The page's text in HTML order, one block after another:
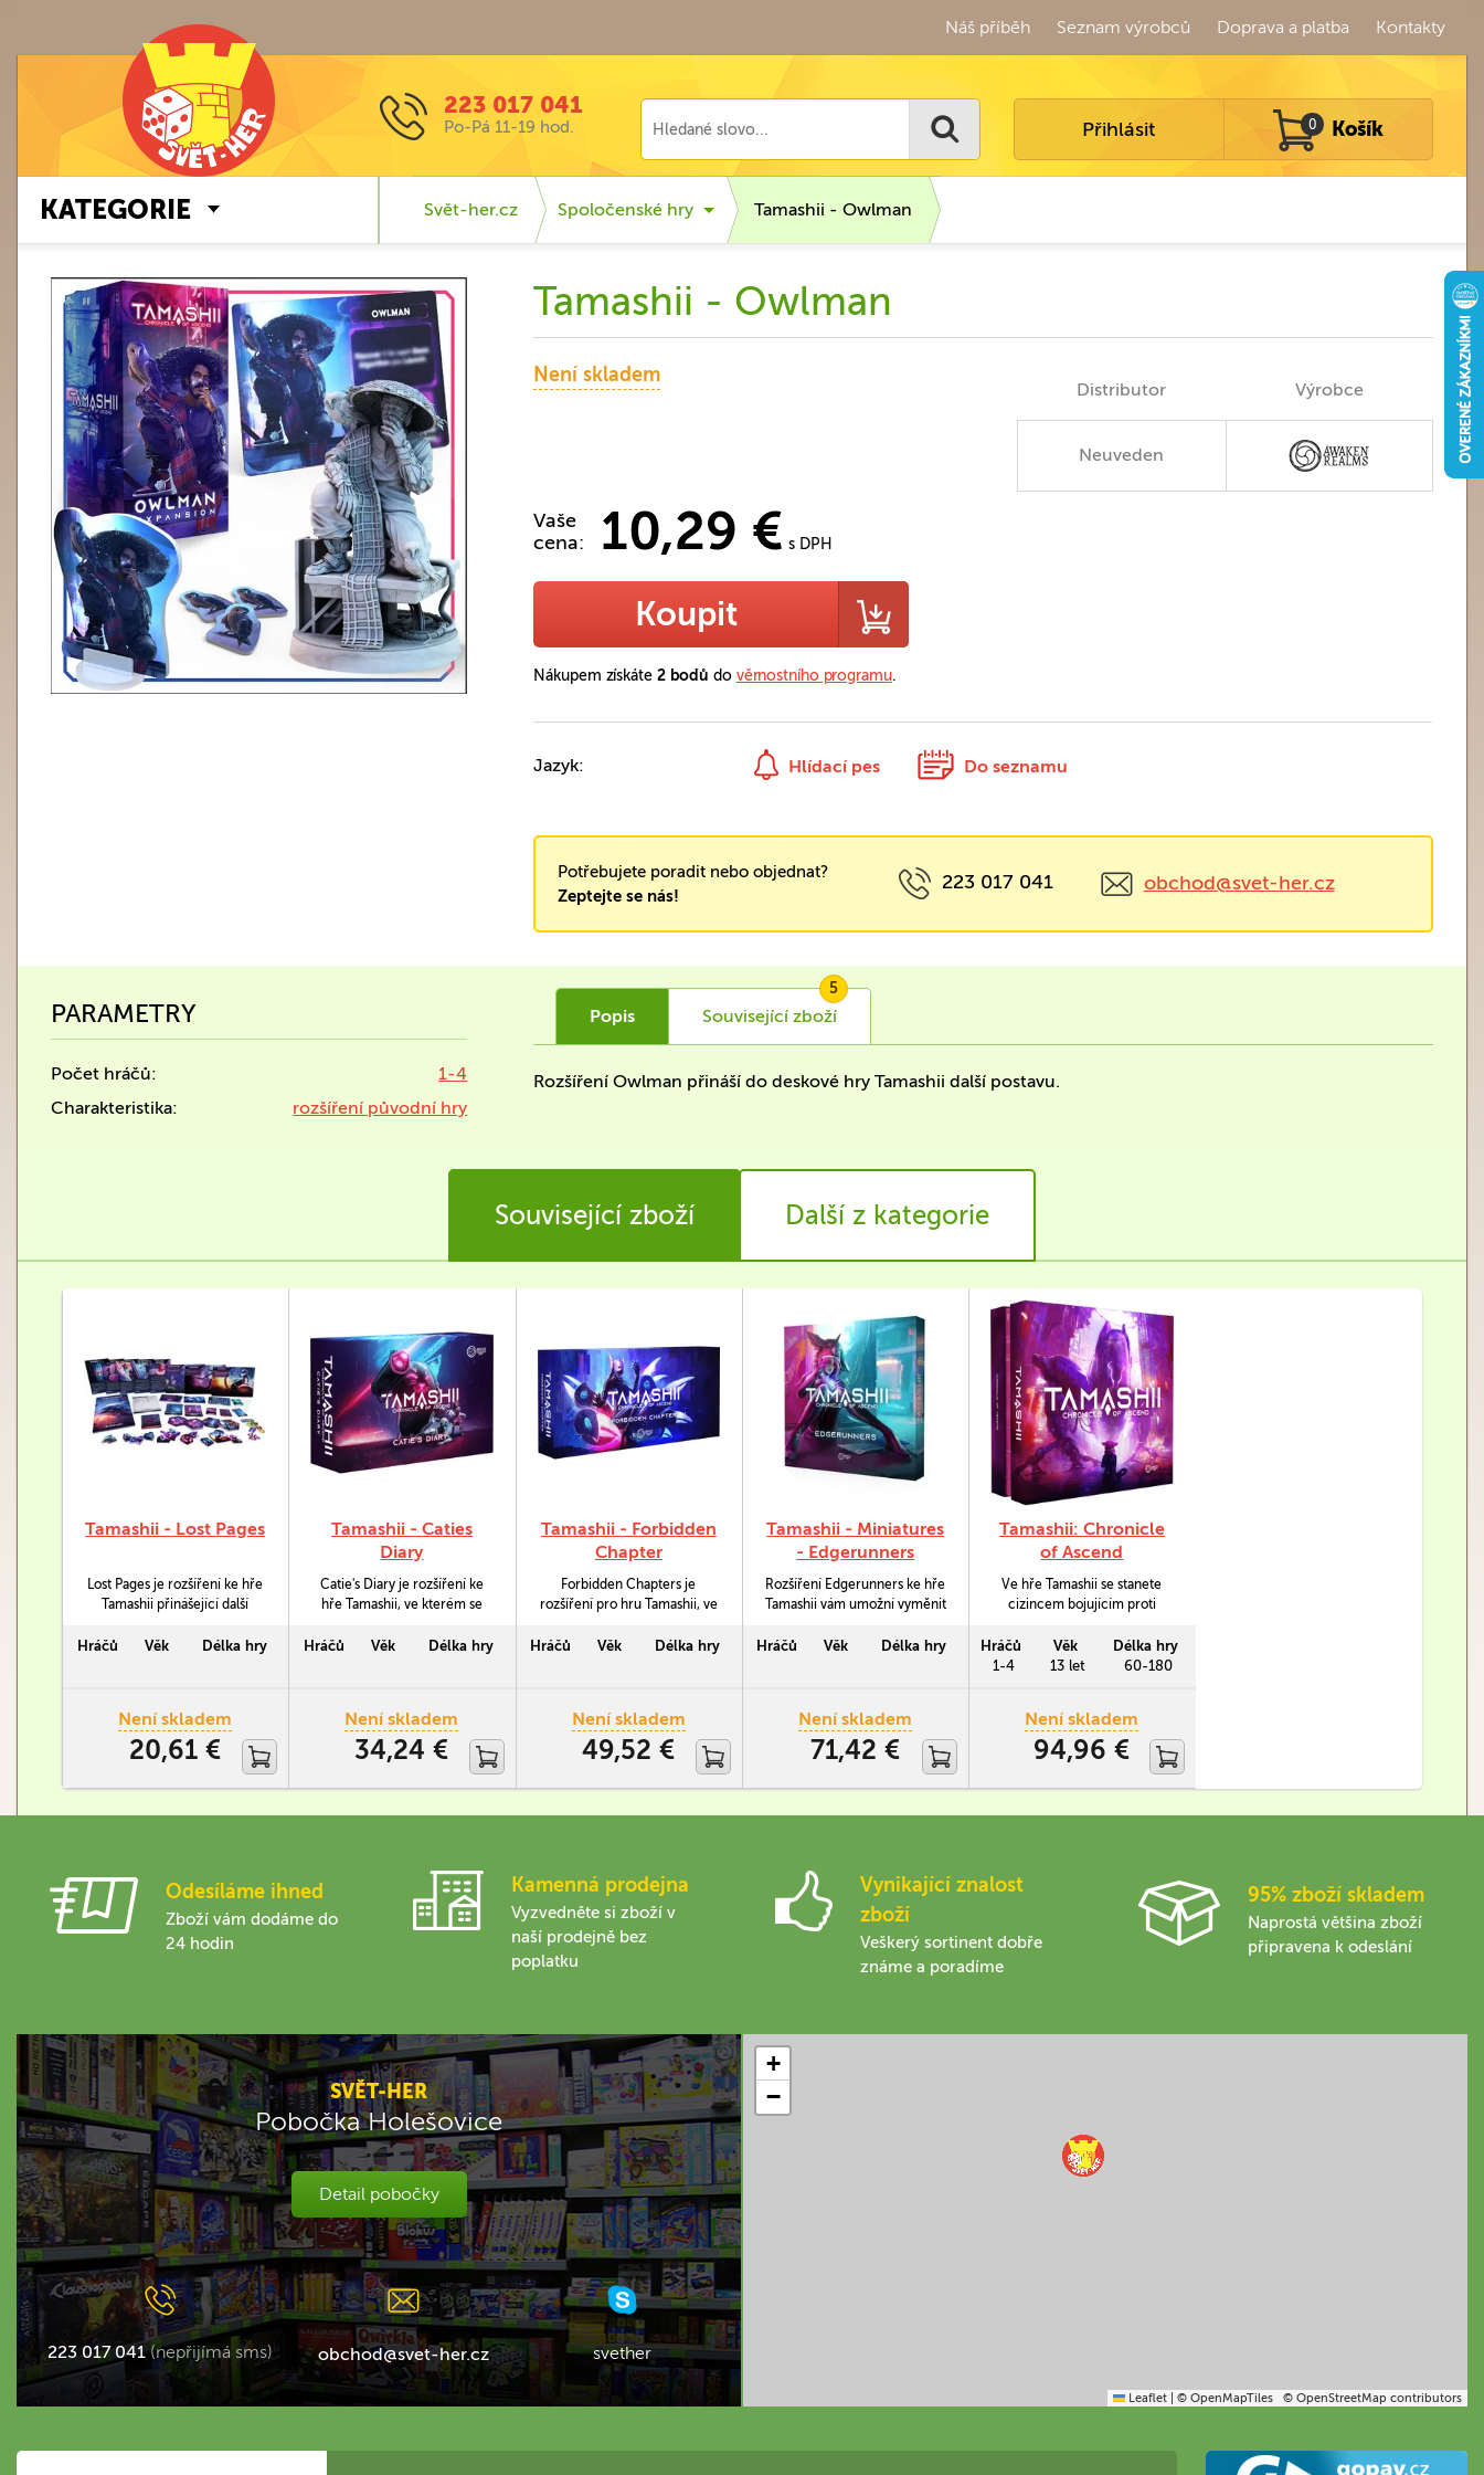
Náš příběh Seznam výrobců Doprava a platba Kontakty
223 017 041
Po-Pá 11-19 hod. Přihlásit 0 Košík
KATEGORIE Svět-her.cz Spoločenské hry Tamashii - Owlman
Tamashii - Owlman
Vaše
cena:
10,29 € s DPH
Není skladem
Koupit
Nákupem získáte 2 bodů do věrnostního programu.
Distributor Výrobce
Neuveden
Jazyk: Hlídací pes Do seznamu
Potřebujete poradit nebo objednat?
Zeptejte se nás!
223 017 041 obchod@svet-her.cz
PARAMETRY
Počet hráčů:
1-4
Charakteristika:
rozšíření původní hry
Popis Související zboží
5
Rozšíření Owlman přináší do deskové hry Tamashii další postavu.
Související zboží Další z kategorie
Tamashii - Lost Pages
Lost Pages je rozšíření ke hře
Tamashii přinášející další
herní módy.
Hráčů Věk Délka hry
Není skladem
20,61 €
Tamashii - Caties
Diary
Catie's Diary je rozšíření ke
hře Tamashii, ve kterém se
se a převést na svojí stranu
Hráčů Věk Délka hry
Není skladem
34,24 €
Tamashii - Forbidden
Chapter
Forbidden Chapters je
rozšíření pro hru Tamashii, ve
vně hranice velkých měst,
Hráčů Věk Délka hry
Není skladem
49,52 €
Tamashii - Miniatures
- Edgerunners
Rozšíření Edgerunners ke hře
Tamashii vám umožní vyměnit
základní hry i rozšíření na
Hráčů Věk Délka hry
Není skladem
71,42 €
Tamashii: Chronicle
of Ascend
Ve hře Tamashii se stanete
cizincem bojujícím proti
umělá inteligence vládnoucí
celému světu.
Hráčů
1-4
Věk
13 let
Délka hry
60-180
Není skladem
94,96 €
Odesíláme ihned
Zboží vám dodáme do
24 hodin
Kamenná prodejna
Vyzvedněte si zboží v
naší prodejně bez
poplatku
Vynikající znalost
zboží
Veškerý sortinent dobře
známe a poradíme
95% zboží skladem
Naprostá většina zboží
připravena k odeslání
SVĚT-HER
Pobočka Holešovice
Detail pobočky
223 017 041 (nepřijímá sms) obchod@svet-her.cz svether
+
−
Leaflet © OpenMapTiles © OpenStreetMap contributors